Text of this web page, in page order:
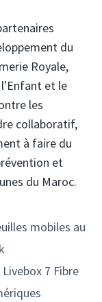
du
Royale,
et le
les
collaboratif,
à faire du
et
du Maroc.
mobiles au
7 Fibre